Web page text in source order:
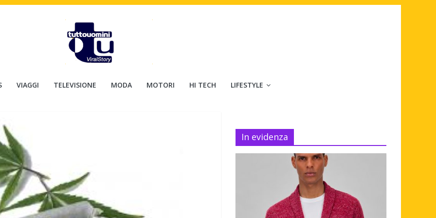
VIAGGI TELEVISIONE MODA MOTORI HI TECH LIFESTYLE
In evidenza